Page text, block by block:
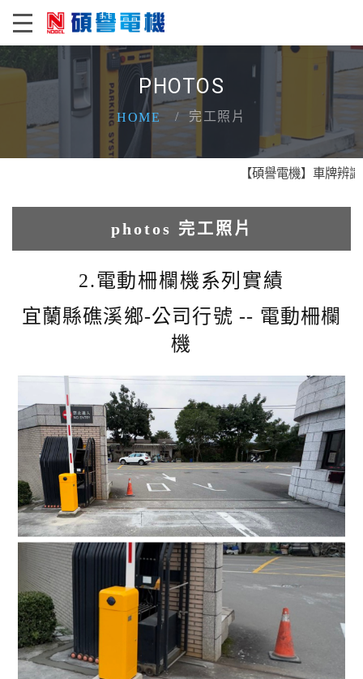
PHOTOS
HOME 完工照片
【碩譽電機】車牌辨
photos 完工照片
1.人臉辨識系統實績
2.電動柵欄機系列實績
3.車牌辨識收費系統實績
4.車牌辨識收費系統-客製化實績
5.停車收費系統系列實績
6.停車收費系統-地閘式實績
7.人員管制機系列實績
8.長距離讀卡機系列實績
9.車位在席導引系列實績
10.反向尋車系統實績
2.電動柵欄機系列實績
宜蘭縣礁溪鄉-公司行號 -- 電動柵欄
機